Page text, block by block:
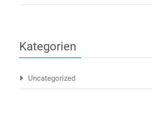
Kategorien
Uncategorized